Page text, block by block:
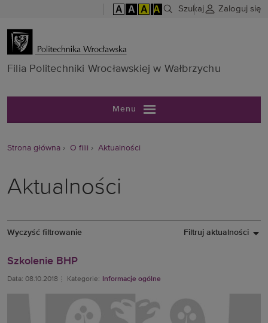
A A A A Szukaj Zaloguj się
Filia
Filia Politechniki Wrocławskiej w Wałbrzychu
Menu
Strona główna O filii Aktualności
Aktualności
Wyczyść filtrowanie Filtruj aktualności
Szkolenie BHP
Data: 08.10.2018 Kategorie: Informacje ogólne